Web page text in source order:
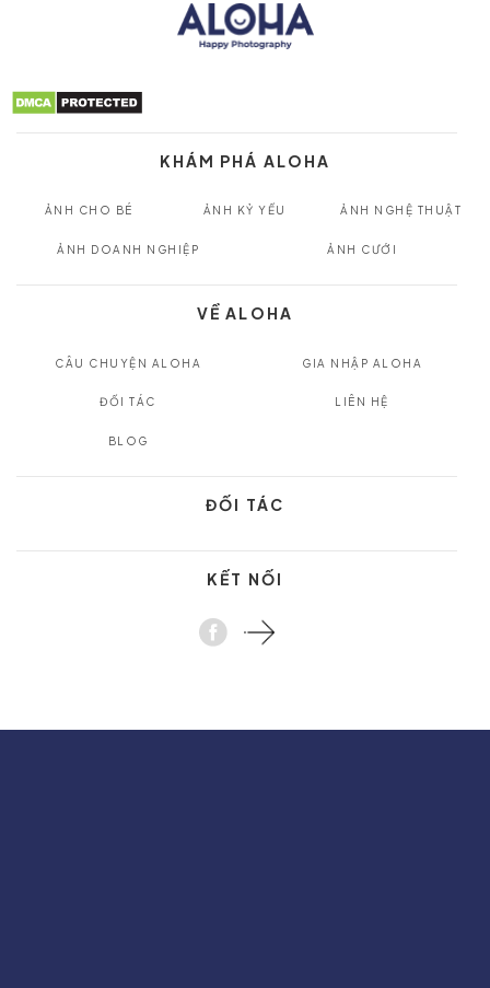
KHÁM PHÁ ALOHA
ẢNH CHO BÉ ẢNH KỶ YẾU ẢNH NGHỆ THUẬT
ẢNH DOANH NGHIỆP ẢNH CƯỚI
VỀ ALOHA
CÂU CHUYỆN ALOHA GIA NHẬP ALOHA
ĐỐI TÁC LIÊN HỆ
BLOG
ĐỐI TÁC
KẾT NỐI